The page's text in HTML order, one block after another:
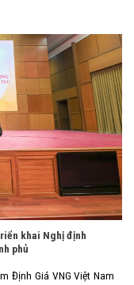
khai Nghị định
phủ
Định Giá VNG Việt Nam